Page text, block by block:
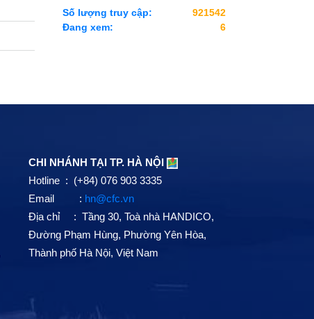
Số lượng truy cập:
921542
Đang xem:
6
CHI NHÁNH TẠI TP. HÀ NỘI
Hotline : (+84) 076 903 3335
Email : hn@cfc.vn
Địa chỉ : Tầng 30, Toà nhà HANDICO,
Đường Phạm Hùng, Phường Yên Hòa,
Thành phố Hà Nội, Việt Nam